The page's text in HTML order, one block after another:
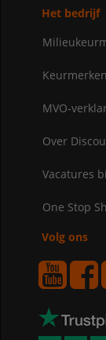
Het bedrijf
MVO-
Over
Vacatures
One Stop
Volg ons